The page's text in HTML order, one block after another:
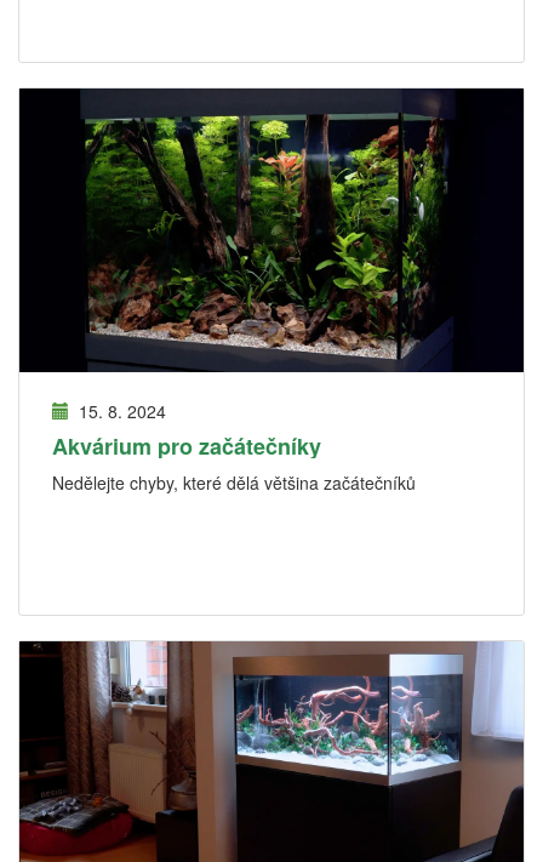
15. 8. 2024
Akvárium pro začátečníky
Nedělejte chyby, které dělá většina začátečníků